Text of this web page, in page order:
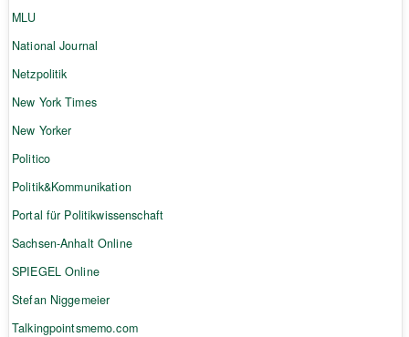
MLU
National Journal
Netzpolitik
New York Times
New Yorker
Politico
Politik&Kommunikation
Portal für Politikwissenschaft
Sachsen-Anhalt Online
SPIEGEL Online
Stefan Niggemeier
Talkingpointsmemo.com